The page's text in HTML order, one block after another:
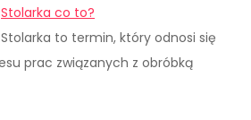
Stolarka co to?
Stolarka to termin, który odnosi się
prac związanych z obróbką